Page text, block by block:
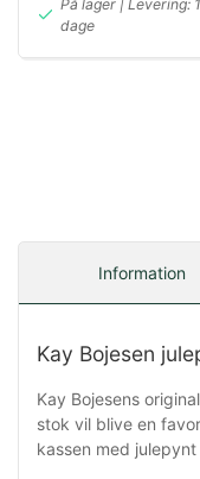
På lager | Levering:
dage
Information
Kay Bojesen
Kay Bojesens
stok vil blive en
kassen med